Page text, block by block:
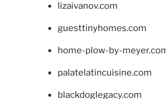
lizaivanov.com
guesttinyhomes.com
home-plow-by-
palatelatincuisine.com
blackdoglegacy.com